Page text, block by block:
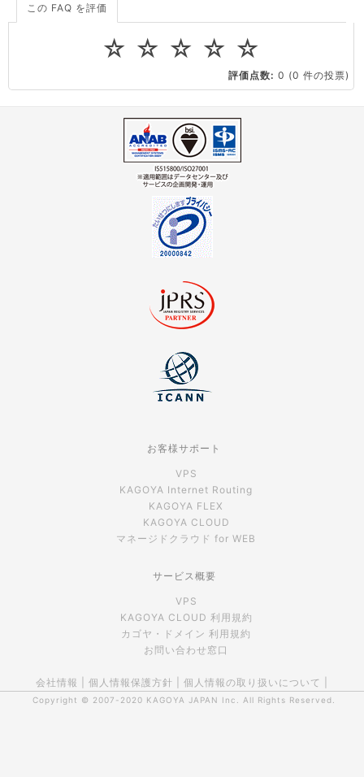
サーバーが重いので調査してほしい
CPUやメモリをアップグレードしたい
この FAQ を評価
☆
☆
☆
☆
☆
評価点数: 0 (0 件の投票)
お客様サポート
VPS
KAGOYA Internet Routing
KAGOYA FLEX
KAGOYA CLOUD
マネージドクラウド for WEB
サービス概要
VPS
KAGOYA CLOUD 利用規約
カゴヤ・ドメイン 利用規約
お問い合わせ窓口
会社情報 個人情報保護方針 個人情報の取り扱いについて
Copyright © 2007-2020 KAGOYA JAPAN Inc. All Rights Reserved.